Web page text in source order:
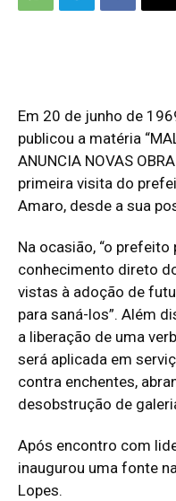
Em 20 de junho de
publicou a matéria
ANUNCIA NOVAS
primeira visita do
Amaro, desde a sua
Na ocasião, “o
conhecimento direto
vistas à adoção de
para saná-los”. Além
a liberação de uma
será aplicada em
contra enchentes,
desobstrução de
Após encontro com
inaugurou uma fonte
Lopes.